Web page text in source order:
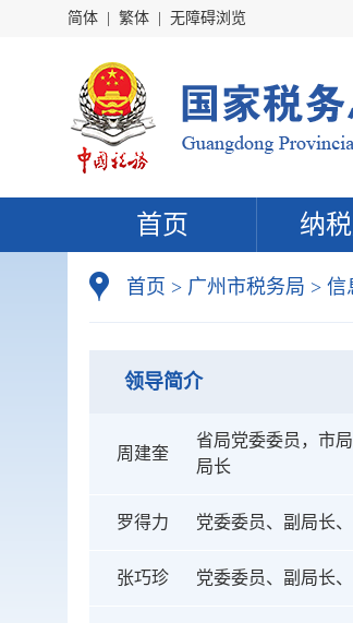
简体 繁体 无障碍浏览
首页 纳
首页 > 广州市税务局 > 信
领导简介
周建奎
省局党委委员，市局
局长
罗得力 党委委员、副局长
张巧珍 党委委员、副局长